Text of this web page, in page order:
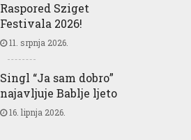
Raspored Sziget
Festivala 2026!
11. srpnja 2026.
Singl “Ja sam dobro”
najavljuje Bablje ljeto
16. lipnja 2026.